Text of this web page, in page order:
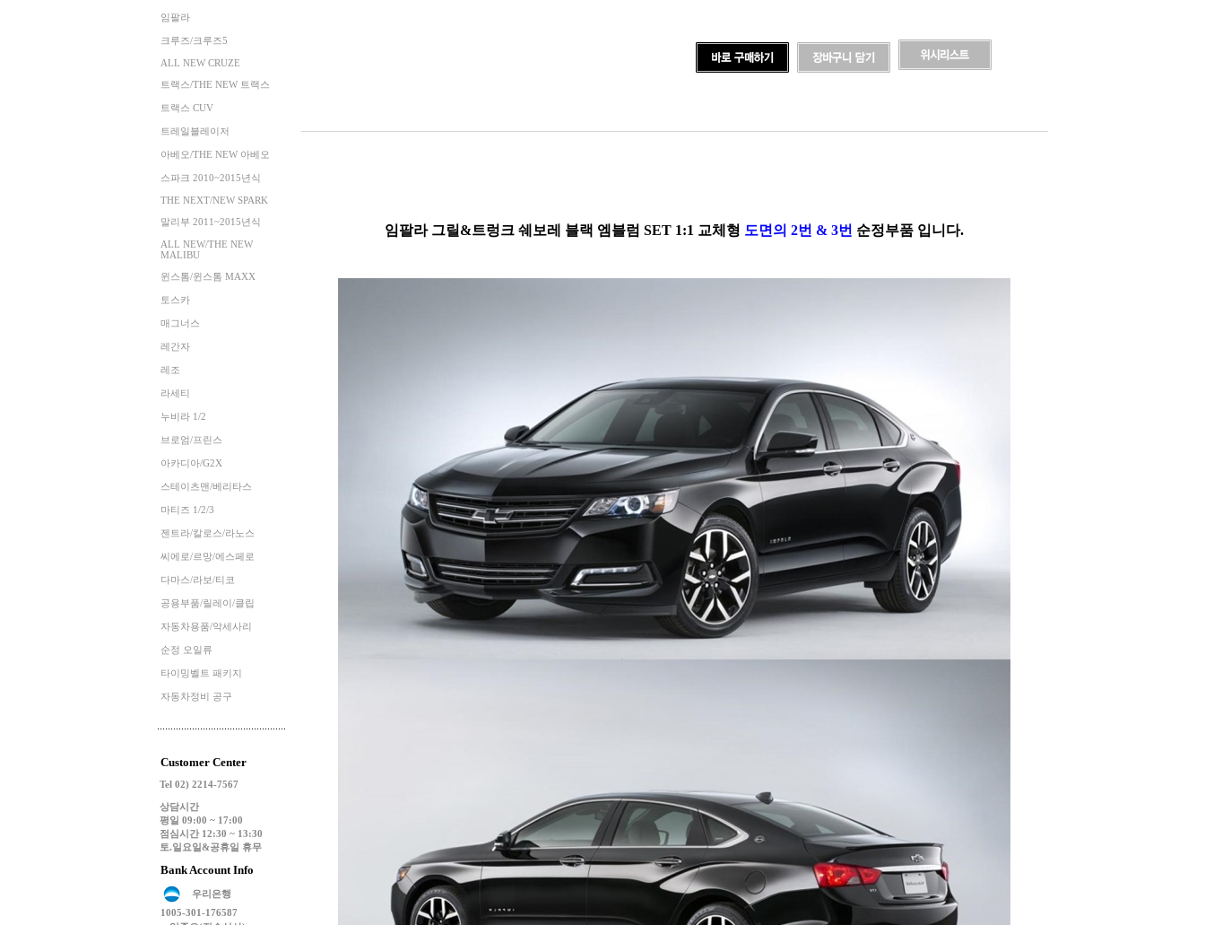
임팔라
크루즈/크루즈5
ALL NEW CRUZE
트랙스/THE NEW 트랙스
트랙스 CUV
트레일블레이저
아베오/THE NEW 아베오
스파크 2010~2015년식
THE NEXT/NEW SPARK
말리부 2011~2015년식
ALL NEW/THE NEW
MALIBU
윈스톰/윈스톰 MAXX
토스카
매그너스
레간자
레조
라세티
누비라 1/2
브로엄/프린스
아카디아/G2X
스테이츠맨/베리타스
마티즈 1/2/3
젠트라/칼로스/라노스
씨에로/르망/에스페로
다마스/라보/티코
공용부품/릴레이/클립
자동차용품/악세사리
순정 오일류
타이밍벨트 패키지
자동차정비 공구
Customer Center
Tel 02) 2214-7567
상담시간
평일 09:00 ~ 17:00
점심시간 12:30 ~ 13:30
토.일요일&공휴일 휴무
Bank Account Info
우리은행
1005-301-176587
임팔라 그릴&트렁크 쉐보레 블랙 엠블럼 SET 1:1 교체형 도면의 2번 & 3번 순정부품 입니다.